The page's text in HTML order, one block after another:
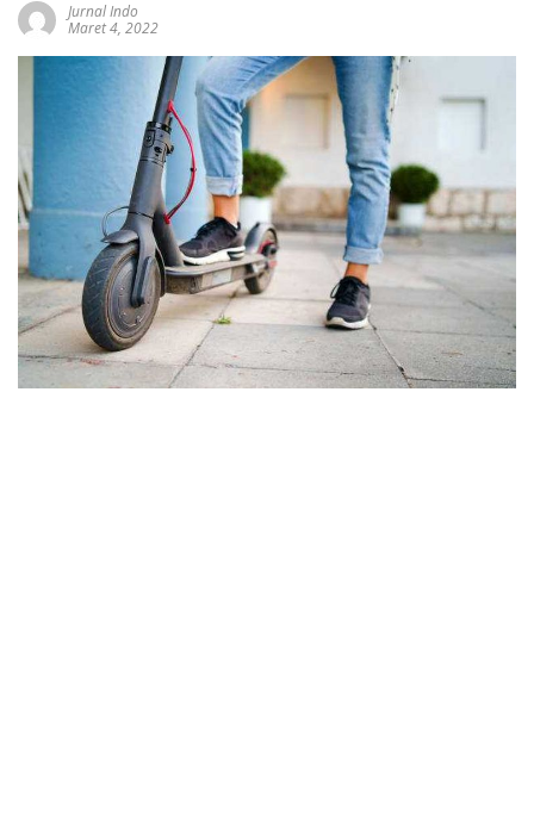
Jurnal Indo
Maret 4, 2022